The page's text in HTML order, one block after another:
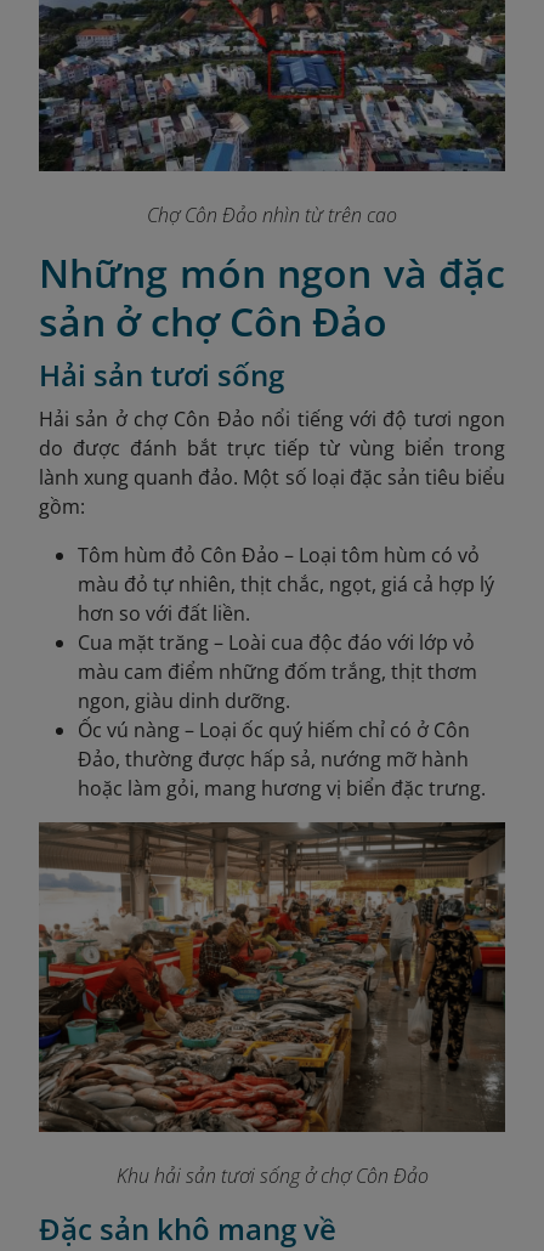
Chợ Côn Đảo nhìn từ trên cao
Những món ngon và đặc
sản ở chợ Côn Đảo
Hải sản tươi sống
Hải sản ở chợ Côn Đảo nổi tiếng với độ tươi ngon
do được đánh bắt trực tiếp từ vùng biển trong
lành xung quanh đảo. Một số loại đặc sản tiêu biểu
gồm:
Tôm hùm đỏ Côn Đảo – Loại tôm hùm có vỏ
màu đỏ tự nhiên, thịt chắc, ngọt, giá cả hợp lý
hơn so với đất liền.
Cua mặt trăng – Loài cua độc đáo với lớp vỏ
màu cam điểm những đốm trắng, thịt thơm
ngon, giàu dinh dưỡng.
Ốc vú nàng – Loại ốc quý hiếm chỉ có ở Côn
Đảo, thường được hấp sả, nướng mỡ hành
hoặc làm gỏi, mang hương vị biển đặc trưng.
Khu hải sản tươi sống ở chợ Côn Đảo
Đặc sản khô mang về